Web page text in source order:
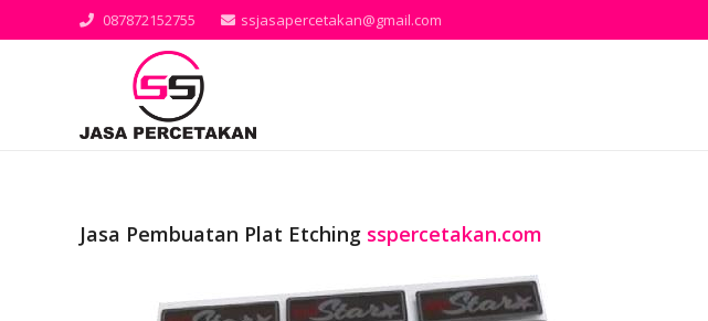
087872152755 ssjasapercetakan@gmail.com
Jasa Pembuatan Plat Etching sspercetakan.com